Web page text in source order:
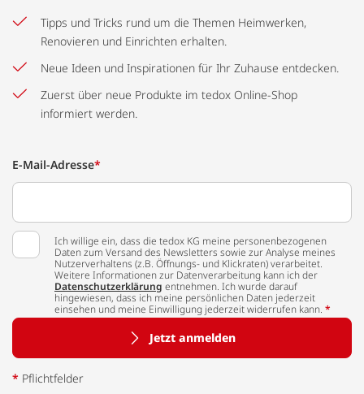
Tipps und Tricks rund um die Themen Heimwerken,
Renovieren und Einrichten erhalten.
Neue Ideen und Inspirationen für Ihr Zuhause entdecken.
Zuerst über neue Produkte im tedox Online-Shop
informiert werden.
E-Mail-Adresse*
Ich willige ein, dass die tedox KG meine personenbezogenen
Daten zum Versand des Newsletters sowie zur Analyse meines
Nutzerverhaltens (z.B. Öffnungs- und Klickraten) verarbeitet.
Weitere Informationen zur Datenverarbeitung kann ich der
Datenschutzerklärung entnehmen. Ich wurde darauf
hingewiesen, dass ich meine persönlichen Daten jederzeit
einsehen und meine Einwilligung jederzeit widerrufen kann. *
Jetzt anmelden
* Pflichtfelder